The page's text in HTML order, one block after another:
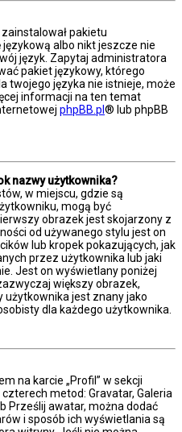
pakietu
albo nikt jeszcze nie
język. Zapytaj administratora
pakiet językowy, którego
twojego języka nie istnieje, może
informacji na ten temat
phpBB.pl® lub phpBB
nazwy użytkownika?
w miejscu, gdzie są
mogą być
obrazek jest skojarzony z
od używanego stylu jest on
lub kropek pokazujących, jak
przez użytkownika lub jaki
Jest on wyświetlany poniżej
większy obrazek,
jest znany jako
dla każdego użytkownika.
na karcie „Profil” w sekcji
metod: Gravatar, Galeria
Prześlij awatar, można dodać
i sposób ich wyświetlania są